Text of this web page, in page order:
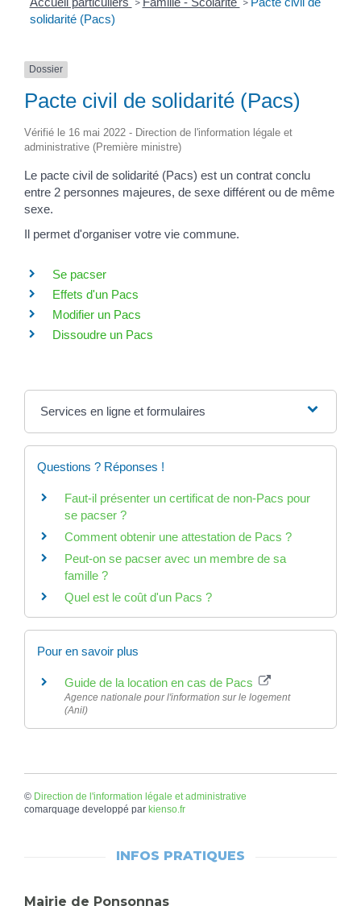
solidarité (Pacs)
Dossier
Pacte civil de solidarité (Pacs)
Vérifié le 16 mai 2022 - Direction de l'information légale et
administrative (Première ministre)
Le pacte civil de solidarité (Pacs) est un contrat conclu
entre 2 personnes majeures, de sexe différent ou de même
sexe.
Il permet d'organiser votre vie commune.
Se pacser
Effets d'un Pacs
Modifier un Pacs
Dissoudre un Pacs
Services en ligne et formulaires
Questions ? Réponses !
Faut-il présenter un certificat de non-Pacs pour
se pacser ?
Comment obtenir une attestation de Pacs ?
Peut-on se pacser avec un membre de sa
famille ?
Quel est le coût d'un Pacs ?
Pour en savoir plus
Guide de la location en cas de Pacs
Agence nationale pour l'information sur le logement
(Anil)
© Direction de l'information légale et administrative
comarquage developpé par kienso.fr
INFOS PRATIQUES
Mairie de Ponsonnas